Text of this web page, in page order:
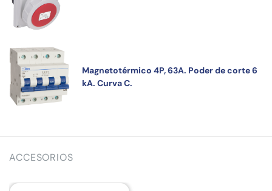
Magnetotérmico 4P, 63A. Poder de corte 6
kA. Curva C.
ACCESORIOS